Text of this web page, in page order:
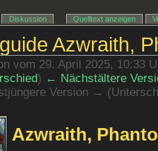
Azwraith,
vom 29. April 2025, 10:33
) ← Nächstältere
Version →
Azwraith,
Diskussion Quelltext anzeigen